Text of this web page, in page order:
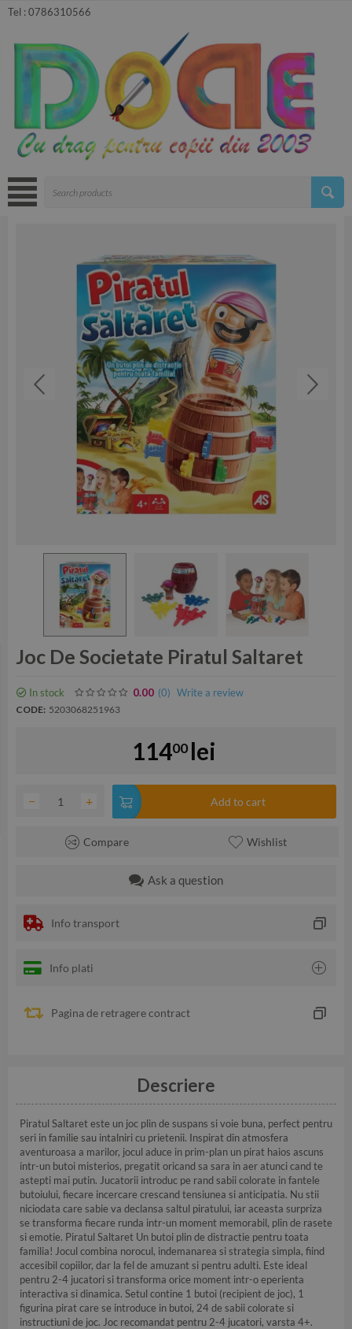
Tel :0786310566
Joc De Societate Piratul Saltaret
In stock 0.00 (0) Write a review
CODE: 5203068251963
11400 lei
+
− Add to cart
Compare Wishlist
Ask a question
Info transport
Info plati
Pagina de retragere contract
Descriere
Piratul Saltaret este un joc plin de suspans si voie buna, perfect pentru
seri in familie sau intalniri cu prietenii. Inspirat din atmosfera
aventuroasa a marilor, jocul aduce in prim-plan un pirat haios ascuns
intr-un butoi misterios, pregatit oricand sa sara in aer atunci cand te
astepti mai putin. Jucatorii introduc pe rand sabii colorate in fantele
butoiului, fiecare incercare crescand tensiunea si anticipatia. Nu stii
niciodata care sabie va declansa saltul piratului, iar aceasta surpriza
se transforma fiecare runda intr-un moment memorabil, plin de rasete
si emotie. Piratul Saltaret Un butoi plin de distractie pentru toata
familia! Jocul combina norocul, indemanarea si strategia simpla, fiind
accesibil copiilor, dar la fel de amuzant si pentru adulti. Este ideal
pentru 2-4 jucatori si transforma orice moment intr-o eperienta
interactiva si dinamica. Setul contine 1 butoi (recipient de joc), 1
figurina pirat care se introduce in butoi, 24 de sabii colorate si
instructiuni de joc. Joc recomandat pentru 2-4 jucatori, varsta 4+.